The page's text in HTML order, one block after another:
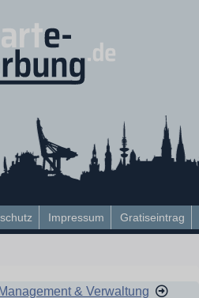
Impressum Gratiseintrag
Management & Verwaltung